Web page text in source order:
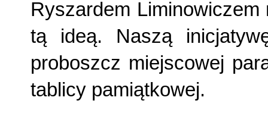
Ryszardem
tą ideą. Naszą
proboszcz miejscowej
tablicy pamiątkowej.